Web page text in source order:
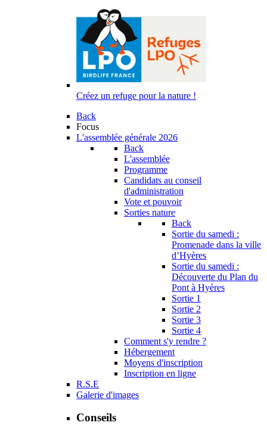
Créez un refuge pour la nature !
Back
Focus
L'assemblée générale 2026
Back
L'assemblée
Programme
Candidats au conseil
d'administration
Vote et pouvoir
Sorties nature
Back
Sortie du samedi :
Promenade dans la ville
d’Hyères
Sortie du samedi :
Découverte du Plan du
Pont à Hyères
Sortie 1
Sortie 2
Sortie 3
Sortie 4
Comment s'y rendre ?
Hébergement
Moyens d'inscription
Inscription en ligne
R.S.E
Galerie d'images
Conseils